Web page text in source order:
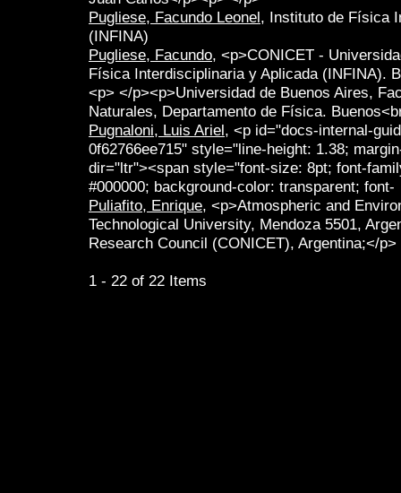
Pugliese, Facundo Leonel, Instituto de Física
(INFINA)
Pugliese, Facundo, <p>CONICET -
Física Interdisciplinaria y Aplicada (INFINA).
<p> </p><p>Universidad de Buenos Aires,
Naturales, Departamento de Física.
Pugnaloni, Luis Ariel, <p id="docs-internal-
0f62766ee715" style="line-height: 1.38;
dir="ltr"><span style="font-size: 8pt; font-
#000000; background-color: transparent; font-
Puliafito, Enrique, <p>Atmospheric and
Technological University, Mendoza 5501,
Research Council (CONICET), Argentina;</p>
1 - 22 of 22 Items